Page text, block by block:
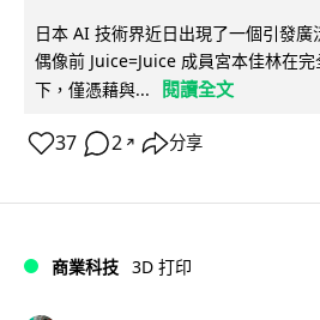
日本 AI 技術界近日出現了一個引發
偶像前 Juice=Juice 成員宮本佳林在
下，僅憑藉與...
閱讀全文
37 2 ↗ 分享
商業科技 3D 打印